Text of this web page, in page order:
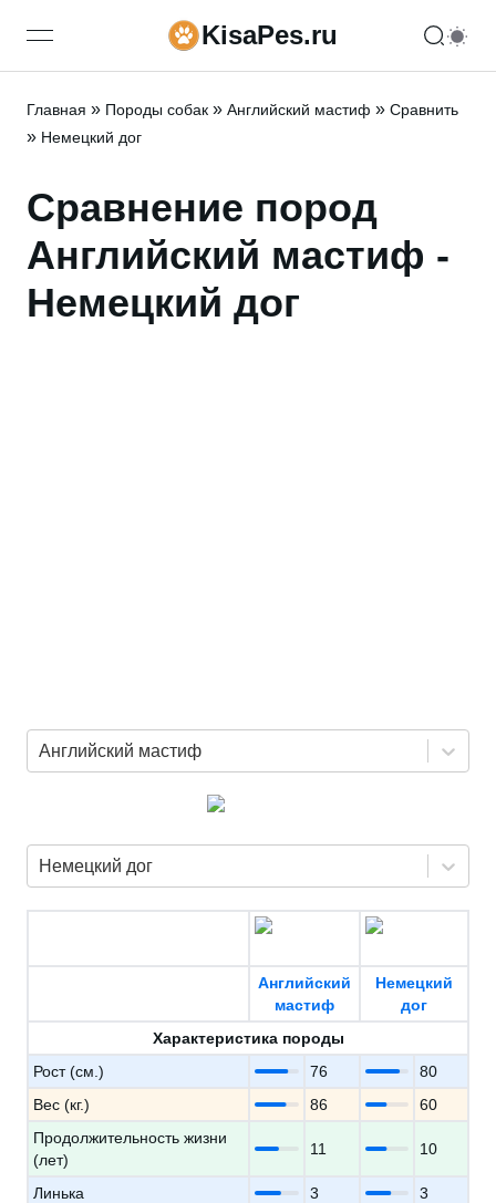
open navigation menuKisaPes.ru
Главная » Породы собак » Английский мастиф » Сравнить
» Немецкий дог
Сравнение пород
Английский мастиф -
Немецкий дог
Английский мастиф
Немецкий дог
Английский
мастиф
Немецкий
дог
Характеристика породы
Рост (см.)
76
80
Вес (кг.)
86
60
Продолжительность жизни
(лет)
11 10
Линька 3
3